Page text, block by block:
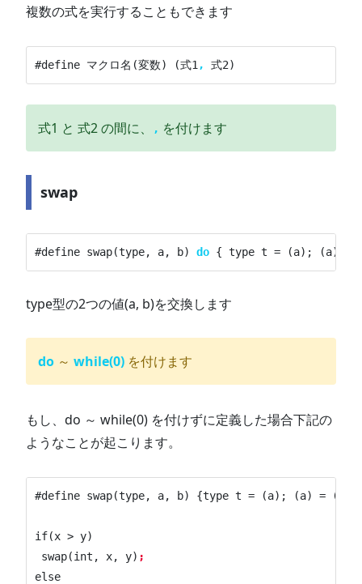
複数の式を実行することもできます
#define マクロ名(変数) (式1 , 式2)
式1 と 式2 の間に、 , を付けます
swap
#define swap(type, a, b) do { type t = (a); (a)
type型の2つの値(a, b)を交換します
do ～ while(0) を付けます
もし、do ～ while(0) を付けずに定義した場合下記の
ようなことが起こります。
#define swap(type, a, b) {type t = (a); (a) =
if(x > y)
swap(int, x, y) ;
else